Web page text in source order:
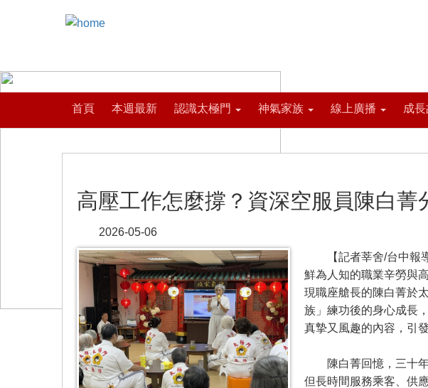
首頁 本週最新 認識太極門 神氣家族 線上廣播 成
高壓工作怎麼撐？資深空服員陳白菁
2026-05-06
【記者莘舍/台中報導
鮮為人知的職業辛勞與
現職座艙長的陳白菁於
族」練功後的身心成長
真摯又風趣的內容，引
陳白菁回憶，三十年
但長時間服務乘客、供